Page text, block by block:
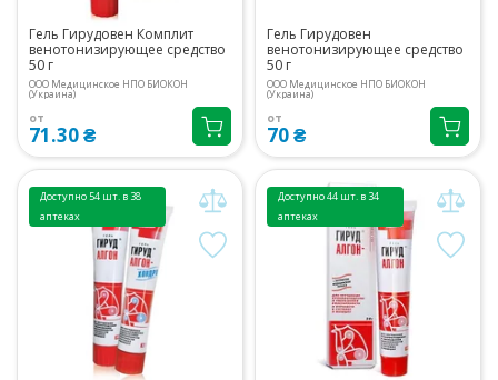
Гель Гирудовен Комплит
венотонизирующее средство
50 г
ООО Медицинское НПО БИОКОН
(Украина)
от
71.30 ₴
Гель Гирудовен
венотонизирующее средство
50 г
ООО Медицинское НПО БИОКОН
(Украина)
от
70 ₴
Доступно 54 шт. в 38
аптеках
Доступно 44 шт. в 34
аптеках